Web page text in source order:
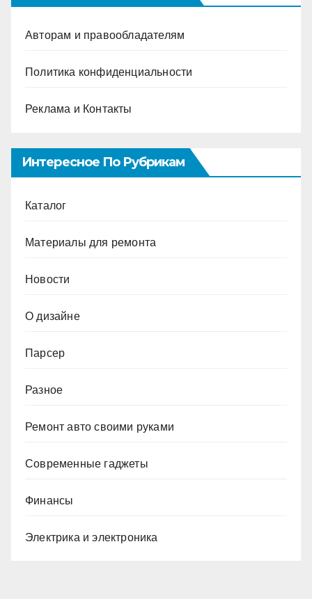
Авторам и правообладателям
Политика конфиденциальности
Реклама и Контакты
Интересное По Рубрикам
Каталог
Материалы для ремонта
Новости
О дизайне
Парсер
Разное
Ремонт авто своими руками
Современные гаджеты
Финансы
Электрика и электроника